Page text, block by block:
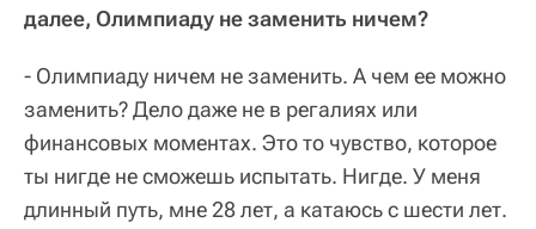
далее, Олимпиаду не заменить ничем?
- Олимпиаду ничем не заменить. А чем ее можно
заменить? Дело даже не в регалиях или
финансовых моментах. Это то чувство, которое
ты нигде не сможешь испытать. Нигде. У меня
длинный путь, мне 28 лет, а катаюсь с шести лет.